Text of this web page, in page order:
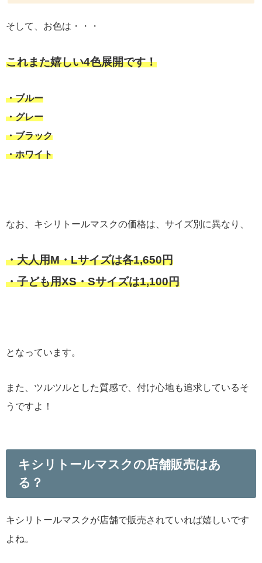
そして、お色は・・・
これまた嬉しい4色展開です！
・ブルー
・グレー
・ブラック
・ホワイト
なお、キシリトールマスクの価格は、サイズ別に異なり、
・大人用M・Lサイズは各1,650円
・子ども用XS・Sサイズは1,100円
となっています。
また、ツルツルとした質感で、付け心地も追求しているそ
うですよ！
キシリトールマスクの店舗販売はあ
る？
キシリトールマスクが店舗で販売されていれば嬉しいです
よね。